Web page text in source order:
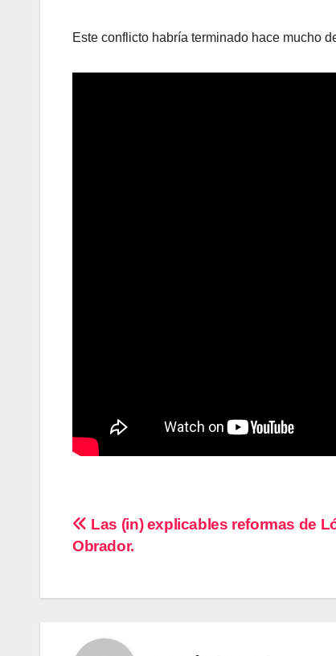
Este conflicto habría terminado hace mucho
Navegación
entradas
Las (in) explicables reformas de
Obrador.